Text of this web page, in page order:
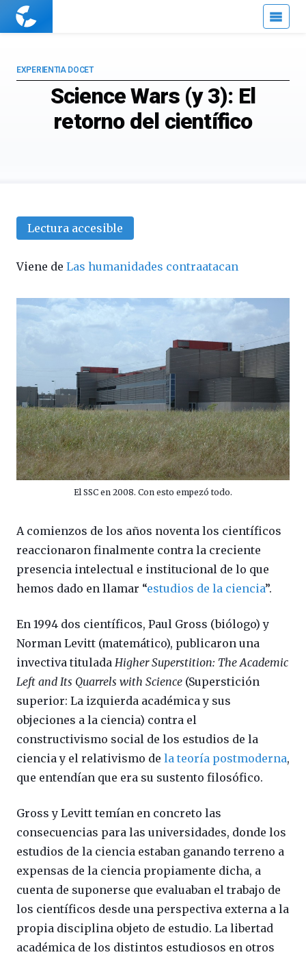
Cuaderno
Science Wars (y 3): El
retorno del científico
EXPERIENTIA DOCET
Lectura accesible
Viene de Las humanidades contraatacan
El SSC en 2008. Con esto empezó todo.
A comienzos de los años noventa los científicos
reaccionaron finalmente contra la creciente
presencia intelectual e institucional de lo que
hemos dado en llamar “estudios de la ciencia”.
En 1994 dos científicos, Paul Gross (biólogo) y
Norman Levitt (matemático), publicaron una
invectiva titulada Higher Superstition: The Academic
Left and Its Quarrels with Science (Superstición
superior: La izquierda académica y sus
objeciones a la ciencia) contra el
constructivismo social de los estudios de la
ciencia y el relativismo de la teoría postmoderna,
que entendían que era su sustento filosófico.
Gross y Levitt temían en concreto las
consecuencias para las universidades, donde los
estudios de la ciencia estaban ganando terreno a
expensas de la ciencia propiamente dicha, a
cuenta de suponerse que evaluaban el trabajo de
los científicos desde una perspectiva externa a la
propia disciplina objeto de estudio. La libertad
académica de los distintos estudiosos en otros